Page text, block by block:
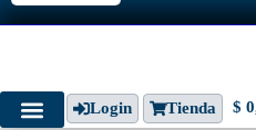
EN
Login Tienda $